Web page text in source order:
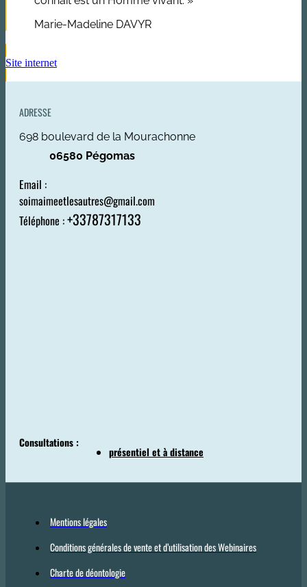
Marie-Madeline DAVYR
Site internet
ADRESSE
698 boulevard de la Mourachonne
06580 Pégomas
Email :
soimaimeetlesautres@gmail.com
Téléphone :+33787317133
Consultations :
présentiel et à distance
Mentions légales
Conditions générales de vente et d’utilisation des Webinaires
Charte de déontologie